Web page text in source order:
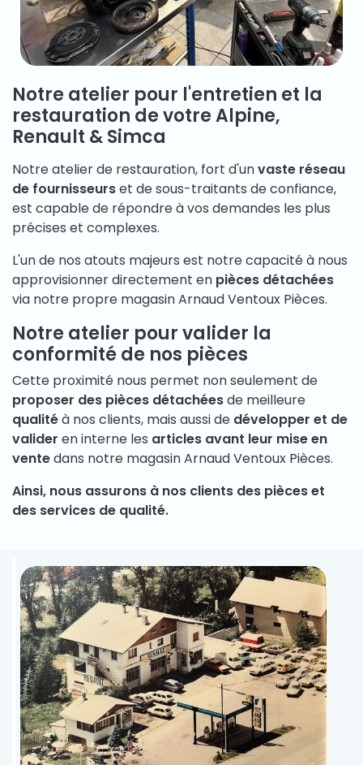
Notre atelier pour l'entretien et la
restauration de votre Alpine,
Renault & Simca
Notre atelier de restauration, fort d'unvaste réseau
de fournisseurset de sous-traitants de confiance,
est capable de répondre à vos demandes les plus
précises et complexes.
L'un de nos atouts majeurs est notre capacité à nous
approvisionner directement en pièces détachées
via notre propre magasin Arnaud Ventoux Pièces.
Notre atelier pour valider la
conformité de nos pièces
Cette proximité nous permet non seulement de
proposer des pièces détachéesde meilleure
qualitéà nos clients, mais aussi de développer et de
valider en interne les articles avant leur mise en
ventedans notre magasin Arnaud Ventoux Pièces.
Ainsi, nous assurons à nos clients des pièces et
des services de qualité.